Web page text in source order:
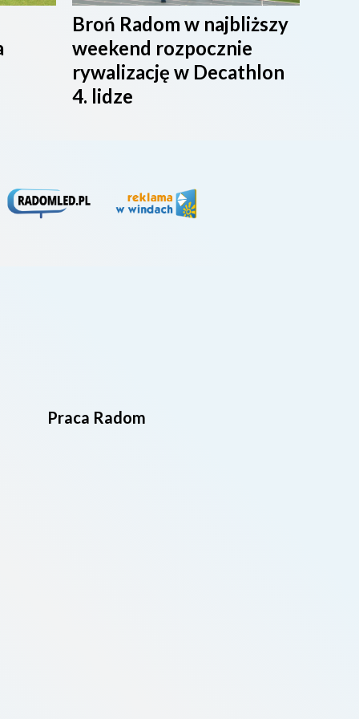
Broń Radom w najbliższy
weekend rozpocznie
rywalizację w Decathlon
4. lidze
Praca Radom